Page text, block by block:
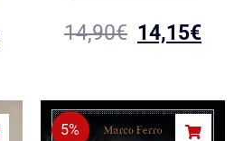
14,90€ 14,15€
5%